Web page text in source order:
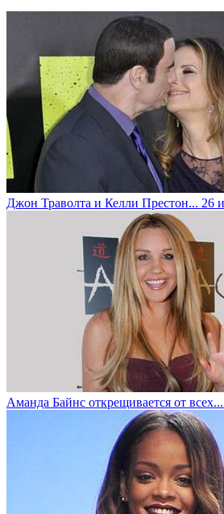
Джон Траволта и Келли Престон... 26
Аманда Байнс открещивается от всех...